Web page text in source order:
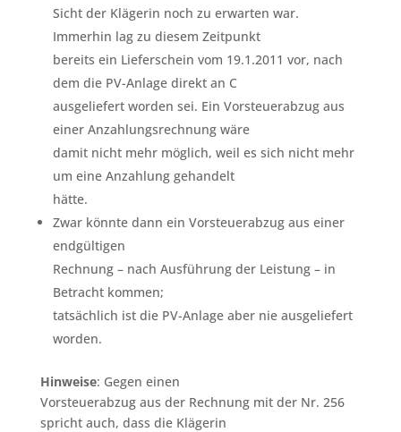
Sicht der Klägerin noch zu erwarten war.
Immerhin lag zu diesem Zeitpunkt
bereits ein Lieferschein vom 19.1.2011 vor, nach
dem die PV-Anlage direkt an C
ausgeliefert worden sei. Ein Vorsteuerabzug aus
einer Anzahlungsrechnung wäre
damit nicht mehr möglich, weil es sich nicht mehr
um eine Anzahlung gehandelt
hätte.
Zwar könnte dann ein Vorsteuerabzug aus einer
endgültigen
Rechnung – nach Ausführung der Leistung – in
Betracht kommen;
tatsächlich ist die PV-Anlage aber nie ausgeliefert
worden.
Hinweise: Gegen einen
Vorsteuerabzug aus der Rechnung mit der Nr. 256
spricht auch, dass die Klägerin